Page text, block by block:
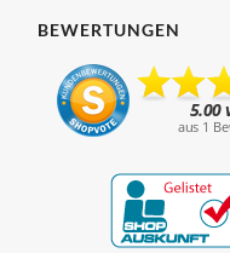
BEWERTUNGEN